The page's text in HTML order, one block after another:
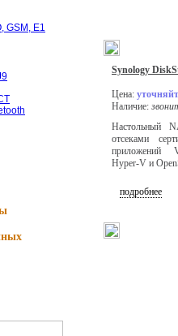
GSM, E1
Synology
Цена:
Наличие:
Настольный
отсеками
приложений
Hyper-V и
подробнее